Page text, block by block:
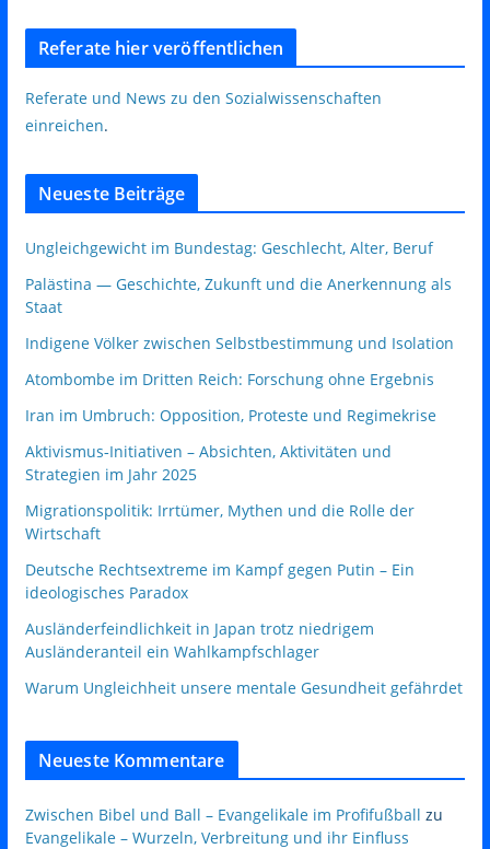
Referate hier veröffentlichen
Referate und News zu den Sozialwissenschaften
einreichen.
Neueste Beiträge
Ungleichgewicht im Bundestag: Geschlecht, Alter, Beruf
Palästina — Geschichte, Zukunft und die Anerkennung als
Staat
Indigene Völker zwischen Selbstbestimmung und Isolation
Atombombe im Dritten Reich: Forschung ohne Ergebnis
Iran im Umbruch: Opposition, Proteste und Regimekrise
Aktivismus‑Initiativen – Absichten, Aktivitäten und
Strategien im Jahr 2025
Migrationspolitik: Irrtümer, Mythen und die Rolle der
Wirtschaft
Deutsche Rechtsextreme im Kampf gegen Putin – Ein
ideologisches Paradox
Ausländerfeindlichkeit in Japan trotz niedrigem
Ausländeranteil ein Wahlkampfschlager
Warum Ungleichheit unsere mentale Gesundheit gefährdet
Neueste Kommentare
Zwischen Bibel und Ball – Evangelikale im Profifußball zu
Evangelikale – Wurzeln, Verbreitung und ihr Einfluss